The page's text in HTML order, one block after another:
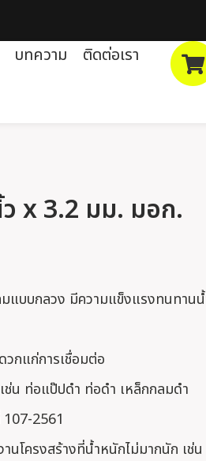
บทความ ติดต่อเรา
x 3.2 มม. มอก.
แบบกลวง มีความแข็งแรงทนทานน้
กแก่การเชื่อมต่อ
น ท่อแป๊ปดำ ท่อดำ เหล็กกลมดำ
2561
านโครงสร้างที่น้ำหนักไม่มากนัก เช่